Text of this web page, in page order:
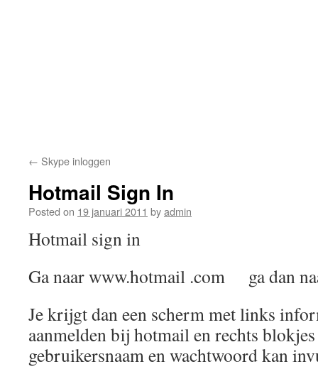
← Skype inloggen
Hotmail Sign In
Posted on 19 januari 2011 byadmin
Hotmail sign in
Ga naar www.hotmail .com ga dan
Je krijgt dan een scherm met links
aanmelden bij hotmail en rechts
gebruikersnaam en wachtwoord kan